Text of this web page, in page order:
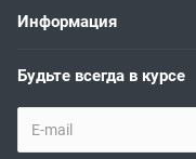
Информация
Будьте всегда в курсе